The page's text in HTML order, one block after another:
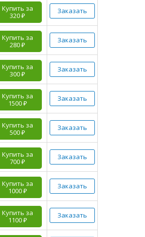
Купить за
320 ₽
Заказать
Купить за
280 ₽
Заказать
Купить за
300 ₽
Заказать
Купить за
1500 ₽
Заказать
Купить за
500 ₽
Заказать
Купить за
700 ₽
Заказать
Купить за
1000 ₽
Заказать
Купить за
1100 ₽
Заказать